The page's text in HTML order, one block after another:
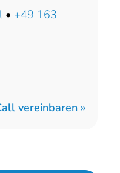
• +49 163
vereinbaren »